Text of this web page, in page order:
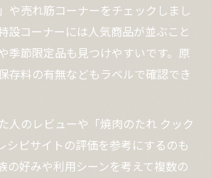
や売れ筋コーナーをチェックしまし
設コーナーには人気商品が並ぶこと
季節限定品も見つけやすいです。原
存料の有無などもラベルで確認でき
人のレビューや「焼肉のたれ クック
シピサイトの評価を参考にするのも
の好みや利用シーンを考えて複数の